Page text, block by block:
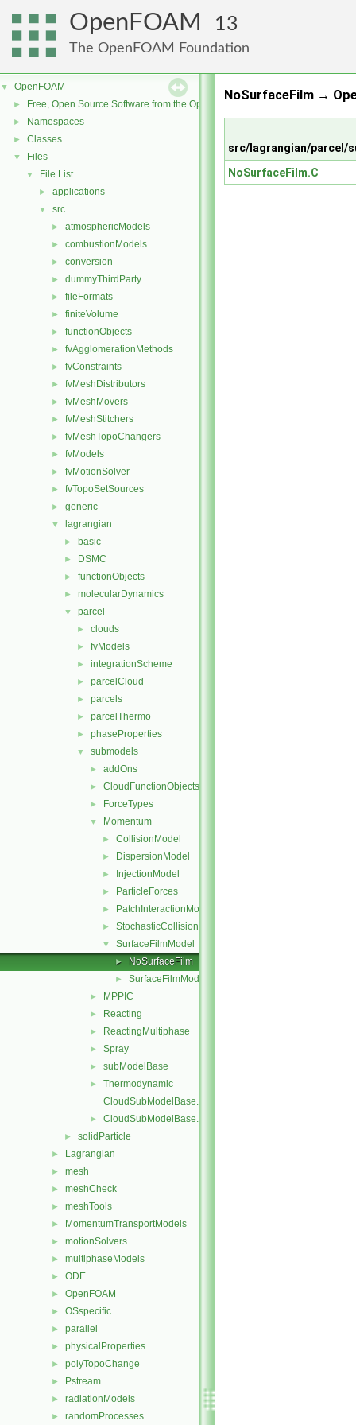
OpenFOAM 13
The OpenFOAM Foundation
▼ OpenFOAM
► Free, Open Source Software from the OpenFOAM Foundation
► Namespaces
► Classes
▼ Files
▼ File List
► applications
▼ src
► atmosphericModels
► combustionModels
► conversion
► dummyThirdParty
► fileFormats
► finiteVolume
► functionObjects
► fvAgglomerationMethods
► fvConstraints
► fvMeshDistributors
► fvMeshMovers
► fvMeshStitchers
► fvMeshTopoChangers
► fvModels
► fvMotionSolver
► fvTopoSetSources
► generic
▼ lagrangian
► basic
► DSMC
► functionObjects
► molecularDynamics
▼ parcel
► clouds
► fvModels
► integrationScheme
► parcelCloud
► parcels
► parcelThermo
► phaseProperties
▼ submodels
► addOns
► CloudFunctionObjects
► ForceTypes
▼ Momentum
► CollisionModel
► DispersionModel
► InjectionModel
► ParticleForces
► PatchInteractionModel
► StochasticCollision
▼ SurfaceFilmModel
► NoSurfaceFilm
► SurfaceFilmModel
► MPPIC
► Reacting
► ReactingMultiphase
► Spray
► subModelBase
►
Thermodynamic
CloudSubModelBase.C
► CloudSubModelBase.H
► solidParticle
► Lagrangian
► mesh
► meshCheck
► meshTools
► MomentumTransportModels
► motionSolvers
► multiphaseModels
► ODE
► OpenFOAM
► OSspecific
► parallel
► physicalProperties
► polyTopoChange
► Pstream
► radiationModels
► randomProcesses
NoSurfaceFilm →
src/lagrangian/parcel/
NoSurfaceFilm.C